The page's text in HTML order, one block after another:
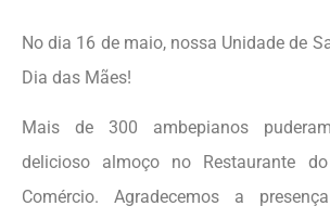
No dia 16 de maio, nossa Unidade de
Dia das Mães!
Mais de 300 ambepianos
delicioso almoço no Restaurante
Comércio. Agradecemos a